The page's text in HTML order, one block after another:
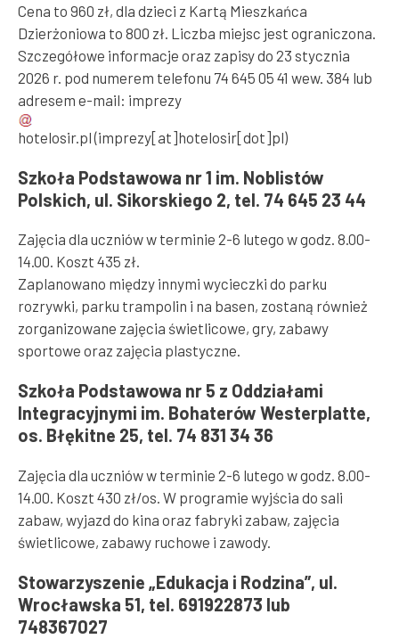
Cena to 960 zł, dla dzieci z Kartą Mieszkańca
Dzierżoniowa to 800 zł. Liczba miejsc jest ograniczona.
Szczegółowe informacje oraz zapisy do 23 stycznia
2026 r. pod numerem telefonu 74 645 05 41 wew. 384 lub
adresem e-mail: imprezy
hotelosir. pl(imprezy[at]hotelosir[dot]pl)
Szkoła Podstawowa nr 1 im. Noblistów
Polskich, ul. Sikorskiego 2, tel. 74 645 23 44
Zajęcia dla uczniów w terminie 2-6 lutego w godz. 8.00-
14.00. Koszt 435 zł.
Zaplanowano między innymi wycieczki do parku
rozrywki, parku trampolin i na basen, zostaną również
zorganizowane zajęcia świetlicowe, gry, zabawy
sportowe oraz zajęcia plastyczne.
Szkoła Podstawowa nr 5 z Oddziałami
Integracyjnymi im. Bohaterów Westerplatte,
os. Błękitne 25, tel. 74 831 34 36
Zajęcia dla uczniów w terminie 2-6 lutego w godz. 8.00-
14.00. Koszt 430 zł/os. W programie wyjścia do sali
zabaw, wyjazd do kina oraz fabryki zabaw, zajęcia
świetlicowe, zabawy ruchowe i zawody.
Stowarzyszenie „Edukacja i Rodzina”, ul.
Wrocławska 51, tel. 691922873 lub
748367027